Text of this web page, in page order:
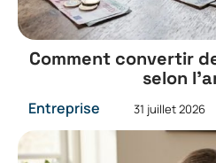
Comment convertir
selon
Entreprise 31 juillet 2026